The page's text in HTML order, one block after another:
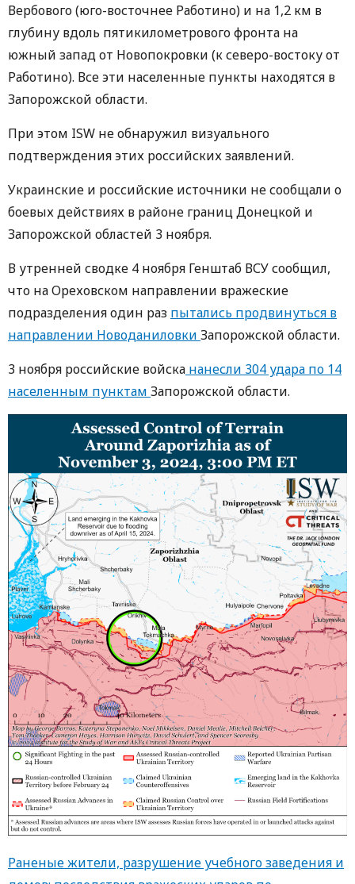
Вербового (юго-восточнее Работино) и на 1,2 км в
глубину вдоль пятикилометрового фронта на
южный запад от Новопокровки (к северо-востоку от
Работино). Все эти населенные пункты находятся в
Запорожской области.
При этом ISW не обнаружил визуального
подтверждения этих российских заявлений.
Украинские и российские источники не сообщали о
боевых действиях в районе границ Донецкой и
Запорожской областей 3 ноября.
В утренней сводке 4 ноября Генштаб ВСУ сообщил,
что на Ореховском направлении вражеские
подразделения один раз пытались продвинуться в
направлении Новоданиловки Запорожской области.
3 ноября российские войска нанесли 304 удара по 14
населенным пунктам Запорожской области.
Раненые жители, разрушение учебного заведения и